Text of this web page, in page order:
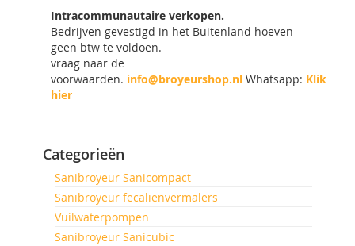
Intracommunautaire verkopen.
Bedrijven gevestigd in het Buitenland hoeven
geen btw te voldoen.
vraag naar de
voorwaarden. info@broyeurshop.nl Whatsapp: Klik
hier
Categorieën
Sanibroyeur Sanicompact
Sanibroyeur fecaliënvermalers
Vuilwaterpompen
Sanibroyeur Sanicubic